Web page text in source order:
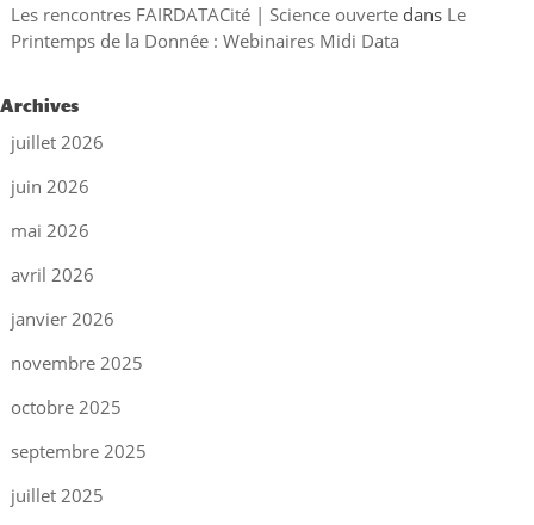
Les rencontres FAIRDATACité | Science ouvertedans Le
Printemps de la Donnée : Webinaires Midi Data
Archives
juillet 2026
juin 2026
mai 2026
avril 2026
janvier 2026
novembre 2025
octobre 2025
septembre 2025
juillet 2025